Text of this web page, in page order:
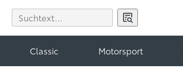
Classic Motorsport